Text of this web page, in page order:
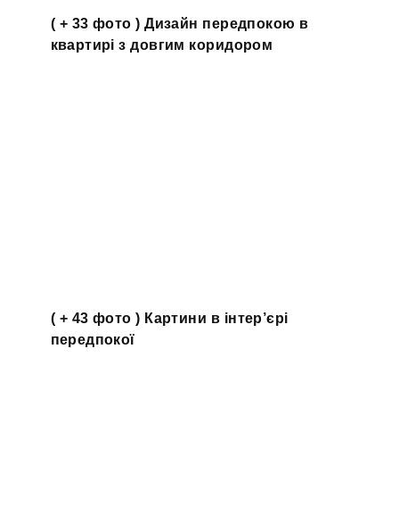
( + 33 фото ) Дизайн передпокою в
квартирі з довгим коридором
( + 43 фото ) Картини в інтер’єрі
передпокої